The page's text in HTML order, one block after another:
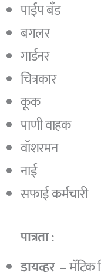
पाईप बँड
बगलर
गार्डनर
चित्रकार
कूक
पाणी वाहक
वॉशरमन
नाई
सफाई कर्मचारी
पात्रता :
ड्रायव्हर –